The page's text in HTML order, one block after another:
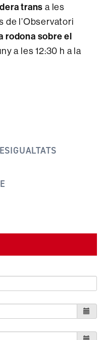
trans a les
de l’Observatori
rodona sobre el
a les 12:30 h a la